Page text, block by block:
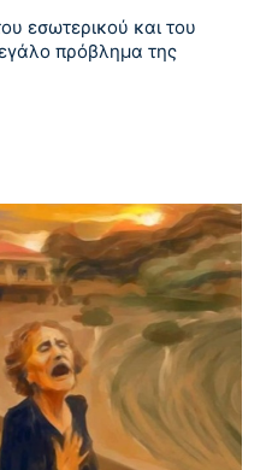
εσωτερικού και του
πρόβλημα της